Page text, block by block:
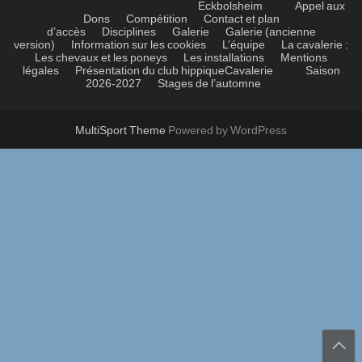
Eckbolsheim
Appel aux
Dons
Compétition
Contact et plan
d’accès
Disciplines Galerie
Galerie (ancienne
version)
Information sur les cookies L’équipe
La cavalerie :
Les chevaux et les poneys
Les installations
Mentions
légales
Présentation du club hippiqueCavalerie
Saison
2026-2027
Stages de l’automne
MultiSport Theme Powered by WordPress